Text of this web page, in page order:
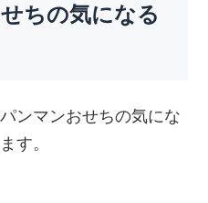
ちの気になる
ンマンおせちの気にな
す。